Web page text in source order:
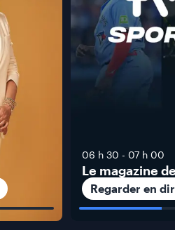
06 h 30 - 07 h 00
Le magazine
Regarder en